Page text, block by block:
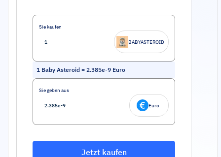
Sie kaufen
BABYASTEROID
1 Baby Asteroid = 2.385e-9 Euro
Sie geben aus
Euro
Jetzt kaufen